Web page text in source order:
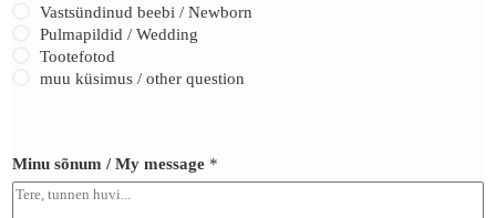
Vastsündinud beebi / Newborn
Pulmapildid / Wedding
Tootefotod
muu küsimus / other question
Minu sõnum / My message *